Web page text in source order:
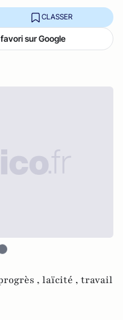
CLASSER
sur Google
, laïcité , travail